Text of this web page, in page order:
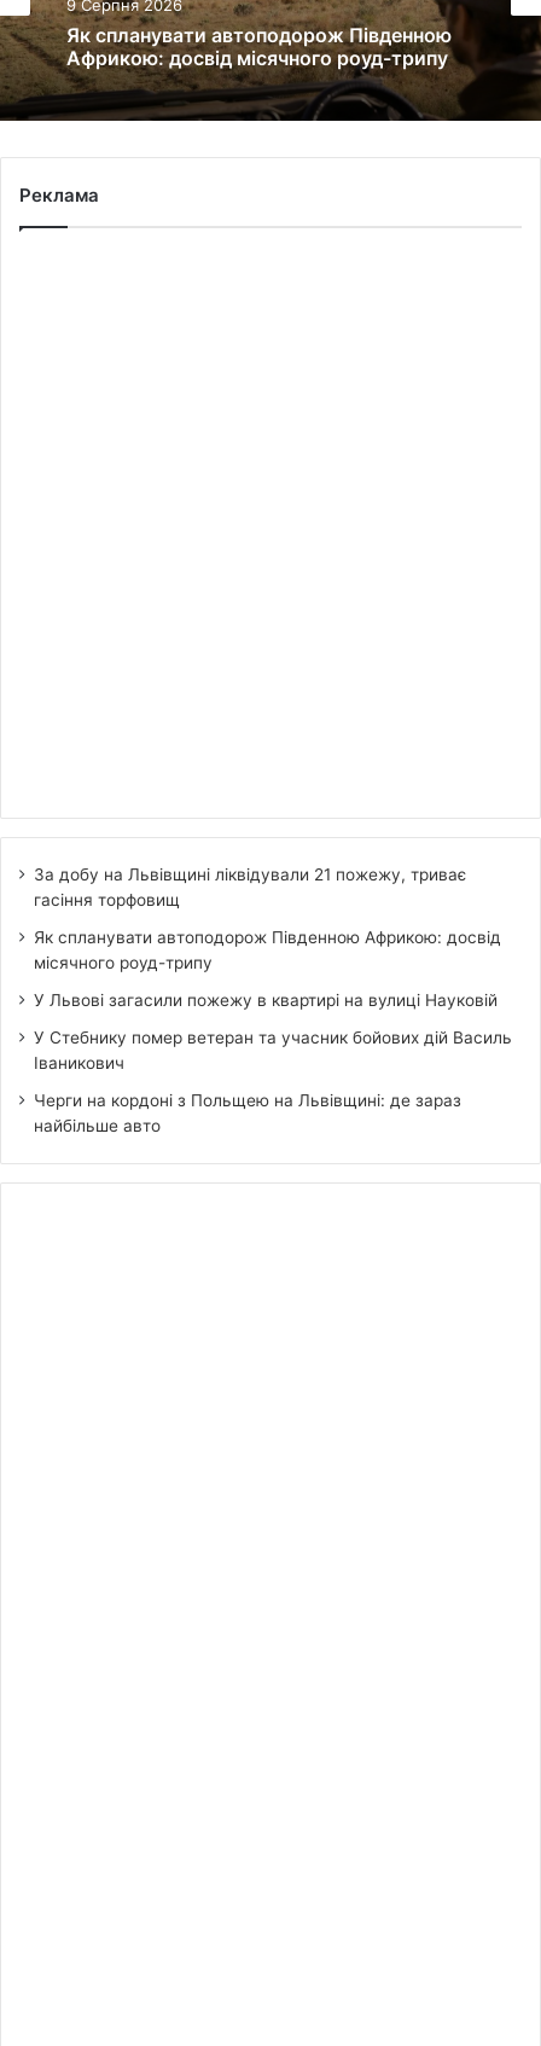
Агроновини
9 Серпня 2026
Африкою: досвід місячного роуд-трипу
9 Серпня 2026
У Львові загасили пожежу в квартирі на
вулиці Науковій
Реклама
За добу на Львівщині ліквідували 21 пожежу, триває
гасіння торфовищ
Як спланувати автоподорож Південною Африкою: досвід
місячного роуд-трипу
У Львові загасили пожежу в квартирі на вулиці Науковій
У Стебнику помер ветеран та учасник бойових дій Василь
Іваникович
Черги на кордоні з Польщею на Львівщині: де зараз
найбільше авто